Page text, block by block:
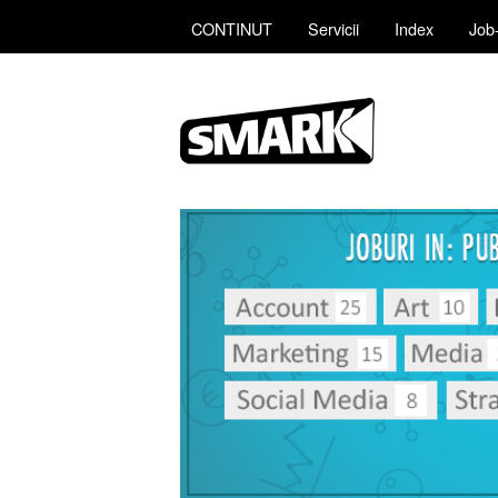
CONTINUT Servicii Index